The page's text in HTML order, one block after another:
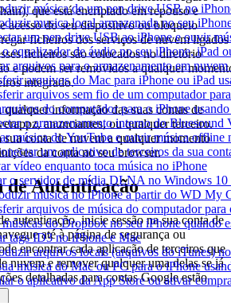
música de um pen drive USB no
musica local armazenada no seu
um pen drive USB ao iPhone e ouvir
equalizador de áudio no seu iPhone, iPad
arquivos para o armazenamento em
arquivos do Mac para iPhone ou iPad
arquivos sem fio de um computador
do computador para o iPhone
o armazenamento interno do
música do YouTube e ouvir música offline
um aplicativo de terceiros da sua
vídeo enquanto toca música no iPhone
o servidor de mídia DLNA no Windows 10
música no iPhone a partir do WD My
arquivos de música do computador
do Dropbox no seu iPhone quando
tags ID3 no iPhone e Mac
arquivos locais (arquivos do iTunes)
música do Mac ou PC para o iPhone
o aplicativo da App Store ou ativar
que está encriptado em repouso e
acesso do seu dispositivo ou bloqueio
ficheiros dos serviços de nuvem ligados
ficheiros são colocados no diretório
e podem ser removidos a qualquer
integrado.
informação das suas contas de
anunciantes, ou qualquer terceiro.
sua conta de nuvem a qualquer momento
da conta no seu browser.
Autenticação
autenticação, inicie sessão na sua conta de
até à página de segurança ou
encontrar cada aplicação de terceiros que
nuvem e remover qualquer uma delas se já
detalhadas para contas Google estão